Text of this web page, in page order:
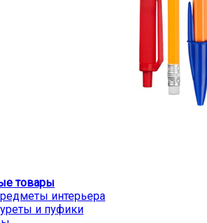
товары
интерьера
и пуфики